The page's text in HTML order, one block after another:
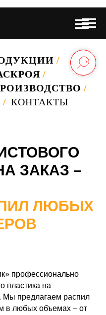
/
/
/
/ КОНТАКТЫ
ЗАКАЗ –
ЛЮБЫХ
профессионально
пластика на
Мы предлагаем распил
в любых объемах – от